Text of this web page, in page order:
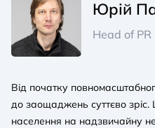
Юрій
Head of PR
Від початку
до заощаджень суттєво
населення на надзвичайну